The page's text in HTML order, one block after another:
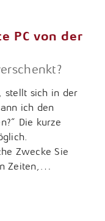
PC von der
stellt sich in der
ich den
Die kurze
Zwecke Sie
Zeiten,…